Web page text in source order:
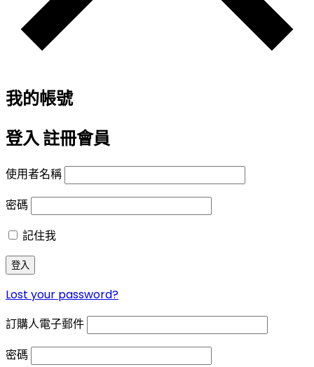
我的帳號
登入註冊會員
使用者名稱
密碼
記住我
登入
Lost your password?
訂購人電子郵件
密碼